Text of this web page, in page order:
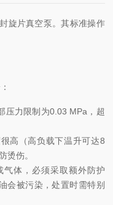
旋片真空泵。其标准操作
压力限制为0.03 MPa，超
高（高负载下温升可达8
烫伤。
气体，必须采取额外防护
会被污染，处置时需特别